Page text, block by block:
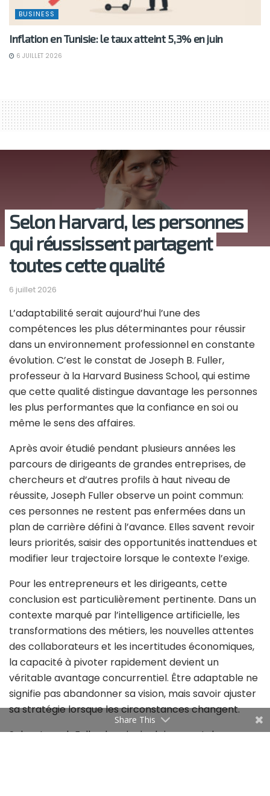
BUSINESS
Inflation en Tunisie: le taux atteint 5,3% en juin
6 JUILLET 2026
Selon Harvard, les personnes
qui réussissent partagent
toutes cette qualité
6 juillet 2026
L’adaptabilité serait aujourd’hui l’une des
compétences les plus déterminantes pour réussir
dans un environnement professionnel en constante
évolution. C’est le constat de Joseph B. Fuller,
professeur à la Harvard Business School, qui estime
que cette qualité distingue davantage les personnes
les plus performantes que la confiance en soi ou
même le sens des affaires.
Après avoir étudié pendant plusieurs années les
parcours de dirigeants de grandes entreprises, de
chercheurs et d’autres profils à haut niveau de
réussite, Joseph Fuller observe un point commun:
ces personnes ne restent pas enfermées dans un
plan de carrière défini à l’avance. Elles savent revoir
leurs priorités, saisir des opportunités inattendues et
modifier leur trajectoire lorsque le contexte l’exige.
Pour les entrepreneurs et les dirigeants, cette
conclusion est particulièrement pertinente. Dans un
contexte marqué par l’intelligence artificielle, les
transformations des métiers, les nouvelles attentes
des collaborateurs et les incertitudes économiques,
la capacité à pivoter rapidement devient un
véritable avantage concurrentiel. Être adaptable ne
signifie pas abandonner sa vision, mais savoir ajuster
sa stratégie lorsque les circonstances changent.
Selon Joseph Fuller, le principal risque est de
Share This